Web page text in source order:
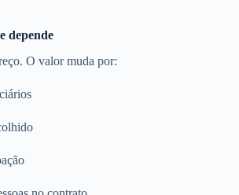
depende
O valor muda por: